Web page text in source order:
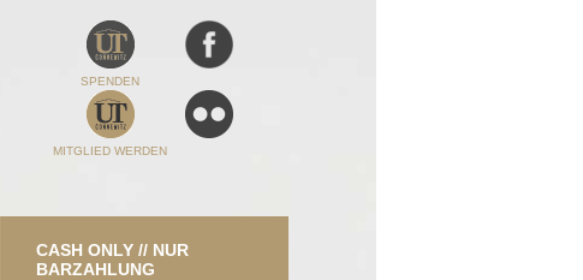
SPENDEN
MITGLIED WERDEN
CASH ONLY // NUR
BARZAHLUNG